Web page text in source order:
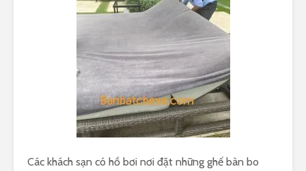
Các khách sạn có hồ bơi nơi đặt những ghế bàn bo